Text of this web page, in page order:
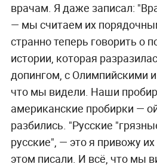
врачам. Я даже записал:
— мы считаем их
странно теперь говорить о
истории, которая
допингом, с Олимпийскими
что мы видели. Наши
американские пробирки —
разбились. "Русские
русские", — это я привожу
этом писали. И всё, что мы